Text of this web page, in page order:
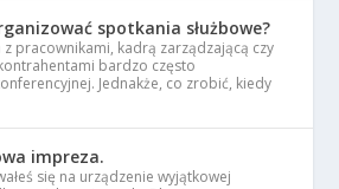
spotkania służbowe?
z pracownikami, kadrą zarządzającą czy
bardzo często
Jednakże, co zrobić, kiedy
impreza.
się na urządzenie wyjątkowej